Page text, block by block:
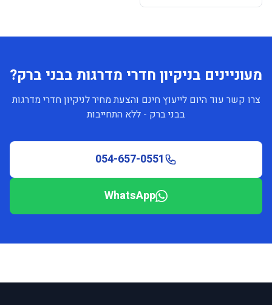
מעוניינים בניקיון חדרי מדרגות בבני ברק?
צרו קשר עוד היום לייעוץ חינם והצעת מחיר לניקיון חדרי מדרגות
בבני ברק - ללא התחייבות
054-657-0551
WhatsApp